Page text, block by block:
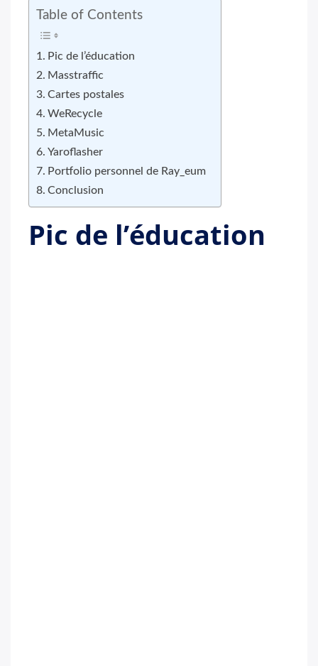
Table of Contents
Pic de l’éducation
Masstraffic
Cartes postales
WeRecycle
MetaMusic
Yaroflasher
Portfolio personnel de Ray_eum
Conclusion
Pic de l’éducation